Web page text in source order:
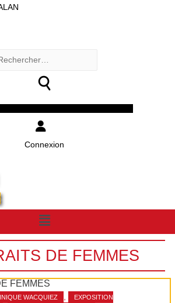
:
Connexion
Menu
DE FEMMES
FEMMES
WACQUIEZ ,
EXPOSITION